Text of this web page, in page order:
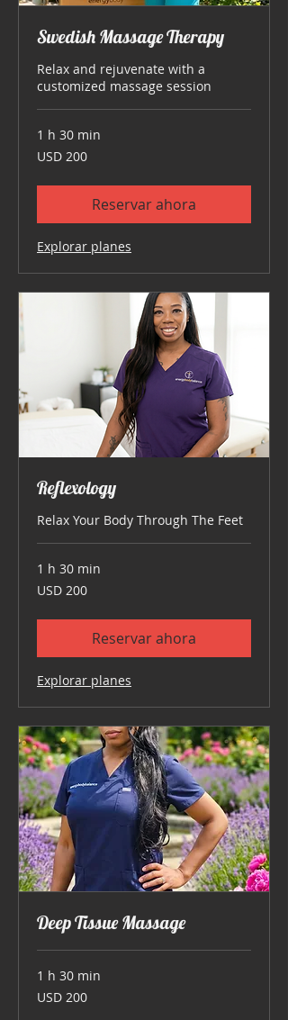
Swedish Massage Therapy
Relax and rejuvenate with a
customized massage session
1 h 30 min
200
dólares
USD 200
Reservar ahora
Explorar planes
Reflexology
Relax Your Body Through The Feet
1 h 30 min
200
dólares
USD 200
Reservar ahora
Explorar planes
Deep Tissue Massage
1 h 30 min
200
dólares
USD 200